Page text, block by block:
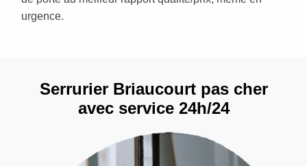
urgence.
Serrurier Briaucourt pas cher
avec service 24h/24